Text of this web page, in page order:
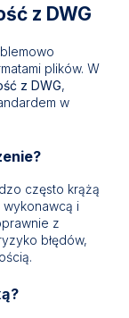
z DWG
plików. W
z DWG,
w
często krążą
wykonawcą i
z
błędów,